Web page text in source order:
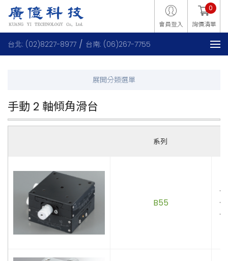
會員登入 詢價清單
0
台北: (02)8227-8977 台南: (06)267-7755
手動 2 軸傾角滑台
系列
B55